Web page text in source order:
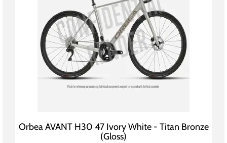
Orbea AVANT H30 47 Ivory White - Titan Bronze
(Gloss)